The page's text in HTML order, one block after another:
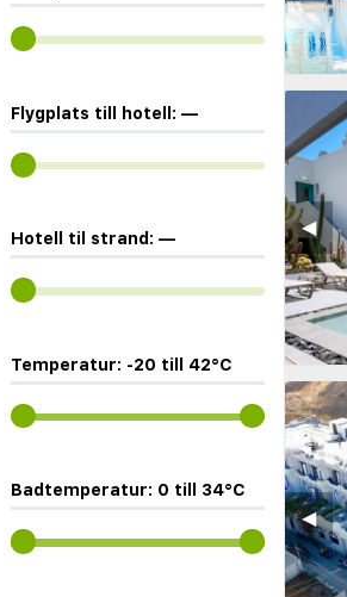
Flygplats till hotell: —
Hotell til strand: —
Temperatur: -20 till 42°C
Badtemperatur: 0 till 34°C
◀︎
◀︎